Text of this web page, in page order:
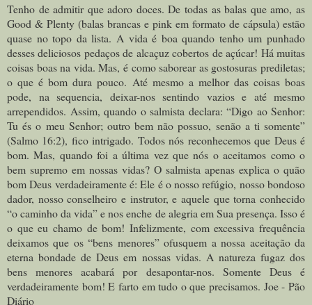
Tenho de admitir que adoro doces. De todas as balas que amo, as
Good & Plenty (balas brancas e pink em formato de cápsula) estão
quase no topo da lista. A vida é boa quando tenho um punhado
desses deliciosos pedaços de alcaçuz cobertos de açúcar! Há muitas
coisas boas na vida. Mas, é como saborear as gostosuras prediletas;
o que é bom dura pouco. Até mesmo a melhor das coisas boas
pode, na sequencia, deixar-nos sentindo vazios e até mesmo
arrependidos. Assim, quando o salmista declara: “Digo ao Senhor:
Tu és o meu Senhor; outro bem não possuo, senão a ti somente”
(Salmo 16:2), fico intrigado. Todos nós reconhecemos que Deus é
bom. Mas, quando foi a última vez que nós o aceitamos como o
bem supremo em nossas vidas? O salmista apenas explica o quão
bom Deus verdadeiramente é: Ele é o nosso refúgio, nosso bondoso
dador, nosso conselheiro e instrutor, e aquele que torna conhecido
“o caminho da vida” e nos enche de alegria em Sua presença. Isso é
o que eu chamo de bom! Infelizmente, com excessiva frequência
deixamos que os “bens menores” ofusquem a nossa aceitação da
eterna bondade de Deus em nossas vidas. A natureza fugaz dos
bens menores acabará por desapontar-nos. Somente Deus é
verdadeiramente bom! E farto em tudo o que precisamos. Joe - Pão
Diário